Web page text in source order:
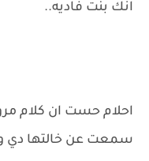
انك بنت فاديه..
احلام حست ان كلام